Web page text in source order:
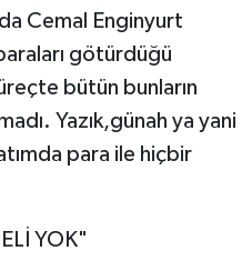
Cemal Enginyurt
götürdüğü
bütün bunların
Yazık,günah ya yani
para ile hiçbir
YOK"